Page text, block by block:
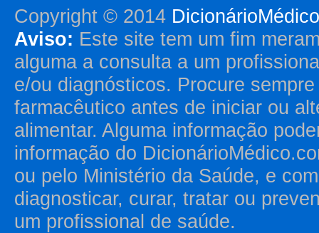
Copyright © 2014
Aviso: Este site tem um fim
alguma a consulta a um
e/ou diagnósticos. Procure
farmacêutico antes de iniciar ou
alimentar. Alguma informação
informação do
ou pelo Ministério da Saúde, e
diagnosticar, curar, tratar ou
um profissional de saúde.